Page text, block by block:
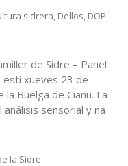
sidrera, Dellos, DOP
de Sidre – Panel
esti xueves 23 de
Buelga de Ciañu. La
sensorial y na
la Sidre